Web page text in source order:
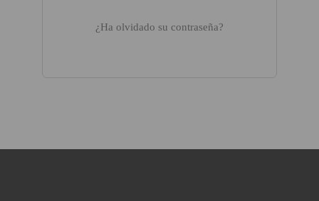
¿Ha olvidado su contraseña?